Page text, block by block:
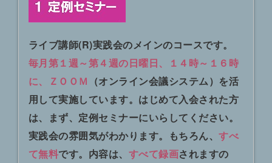
ライブ講師(R)実践会のメインのコースです。
毎月第１週～第４週の日曜日、１４時～１６時
に、ＺＯＯＭ （オンライン会議システム）を活
用して実施しています。はじめて入会された方
は、まず、 定例セミナーにいらしてください。
実践会の雰囲気がわかります。もちろん、すべ
て無料です。内容は、 すべて録画されますの